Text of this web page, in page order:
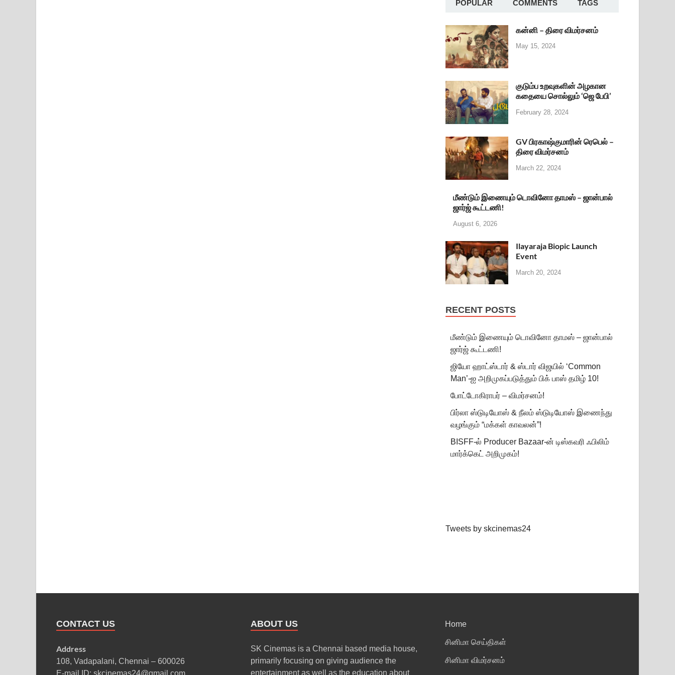
POPULAR COMMENTS TAGS
கன்னி – திரை விமர்சனம்
May 15, 2024
குடும்ப உறவுகளின் அழகான
கதையை சொல்லும் ‘ஜெ பேபி’
February 28, 2024
GV பிரகாஷ்குமாரின் ரெபெல் –
திரை விமர்சனம்
March 22, 2024
மீண்டும் இணையும் டொவினோ தாமஸ் – ஜான்பால்
ஜார்ஜ் கூட்டணி!
August 6, 2026
Ilayaraja Biopic Launch
Event
March 20, 2024
RECENT POSTS
மீண்டும் இணையும் டொவினோ தாமஸ் – ஜான்பால்
ஜார்ஜ் கூட்டணி!
ஜியோ ஹாட்ஸ்டார் & ஸ்டார் விஜயில் ‘Common
Man’-ஐ அறிமுகப்படுத்தும் பிக் பாஸ் தமிழ் 10!
போட்டோகிராபர் – விமர்சனம்!
பிர்லா ஸ்டுடியோஸ் & நீலம் ஸ்டுடியோஸ் இணைந்து
வழங்கும் “மக்கள் காவலன்”!
BISFF-ல் Producer Bazaar-ன் டிஸ்கவரி ஃபிலிம்
மார்க்கெட் அறிமுகம்!
Tweets by skcinemas24
CONTACT US
Address
108, Vadapalani, Chennai – 600026
E-mail ID: skcinemas24@gmail.com
ABOUT US
SK Cinemas is a Chennai based media house,
primarily focusing on giving audience the
entertainment as well as the education about
Home
சினிமா செய்திகள்
சினிமா விமர்சனம்